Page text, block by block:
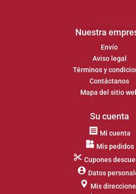
Nuestra
Envío
Aviso legal
Términos y
Contáctanos
Mapa del sitio
Su cuenta
Mi cuenta
Mis pedidos
Cupones
Datos
Mis